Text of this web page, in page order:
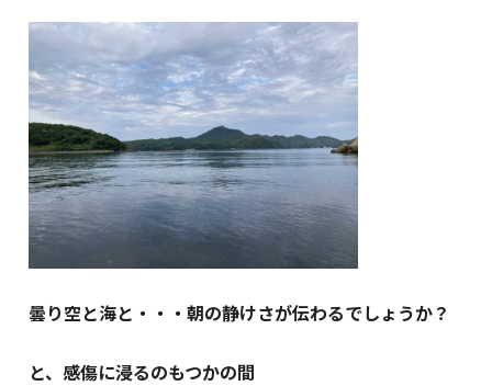
曇り空と海と・・・朝の静けさが伝わるでしょうか？
と、感傷に浸るのもつかの間